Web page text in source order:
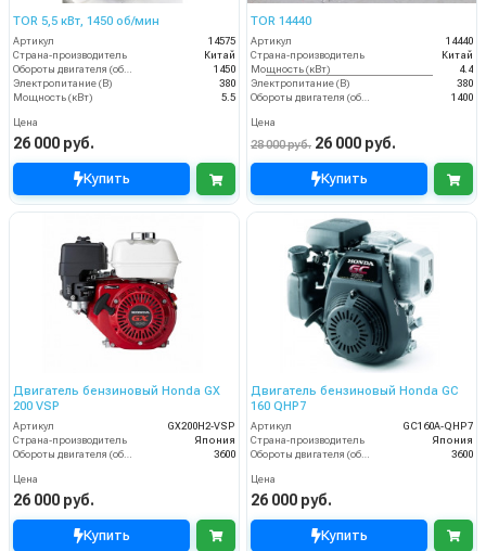
TOR 5,5 кВт, 1450 об/мин
Артикул
14575
Страна-производитель
Китай
Обороты двигателя (об/мин)
1450
Электропитание (В)
380
Мощность (кВт)
5.5
Цена
26 000 руб.
Купить
TOR 14440
Артикул
14440
Страна-производитель
Китай
Мощность (кВт)
4.4
Электропитание (В)
380
Обороты двигателя (об/мин)
1400
Цена
28 000 руб. 26 000 руб.
Купить
Двигатель бензиновый Honda GX
200 VSP
Артикул
GX200H2-VSP
Страна-производитель
Япония
3600
Цена
26 000 руб.
Купить
Двигатель бензиновый Honda GC
160 QHP7
Артикул
GC160A-QHP7
Страна-производитель
Япония
3600
Цена
26 000 руб.
Купить